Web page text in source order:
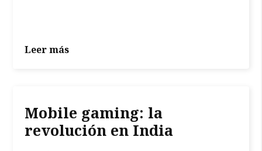
Leer más
Mobile gaming: la
revolución en India